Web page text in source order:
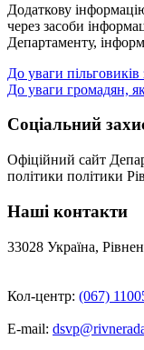
Додаткову
через засоби
Департаменту,
Навігація
записів
До уваги пільговиків
До уваги громадян,
Соціальний
Офіційний сайт
політики політики
Наші контакти
33028 Україна,
Кол-центр: (067)
E-mail: